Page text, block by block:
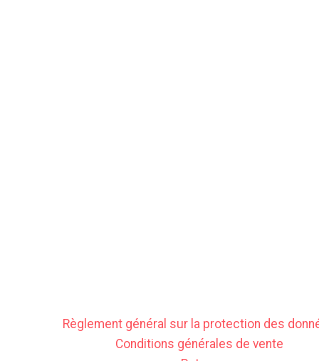
Règlement général sur la protection des
Conditions générales de vente